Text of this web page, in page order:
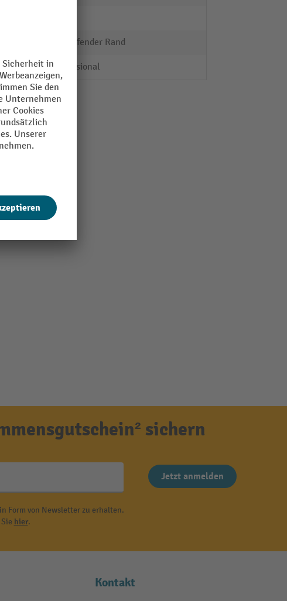
umlaufender Rand
Professional
sichern
Jetzt anmelden
Form von Newsletter zu erhalten.
hier.
Kontakt